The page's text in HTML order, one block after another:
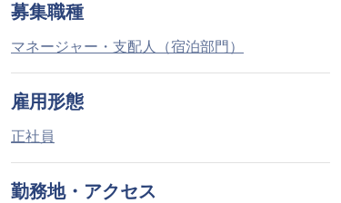
募集職種
マネージャー・支配人（宿泊部門）
雇用形態
正社員
勤務地・アクセス